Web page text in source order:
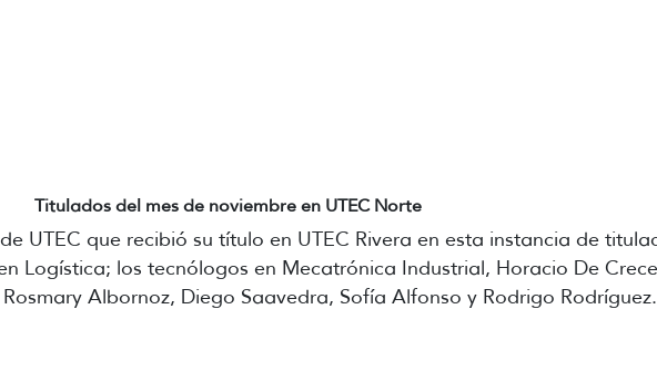
Titulados del mes de noviembre en UTEC Norte
UTEC que recibió su título en UTEC Rivera en esta instancia de
Logística; los tecnólogos en Mecatrónica Industrial, Horacio De
Albornoz, Diego Saavedra, Sofía Alfonso y Rodrigo Rodríguez.